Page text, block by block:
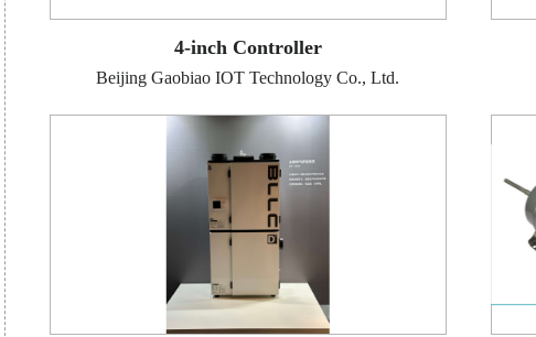
4-inch Controller
Beijing Gaobiao IOT Technology Co., Ltd.